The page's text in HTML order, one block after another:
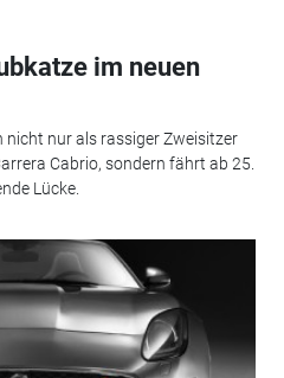
im neuen
nicht nur als rassiger Zweisitzer
Cabrio, sondern fährt ab 25.
Lücke.